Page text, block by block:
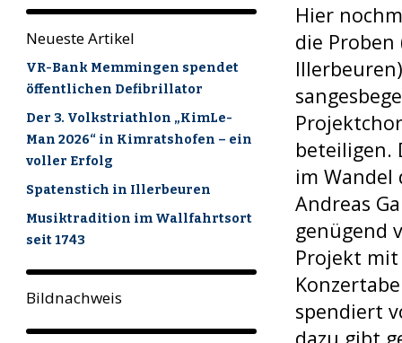
Neueste Artikel
VR-Bank Memmingen spendet
öffentlichen Defibrillator
Der 3. Volkstriathlon „KimLe-
Man 2026“ in Kimratshofen – ein
voller Erfolg
Spatenstich in Illerbeuren
Musiktradition im Wallfahrtsort
seit 1743
Bildnachweis
Hier
die
beteiligen.
im Wandel
Andreas
genügend
Projekt mit
spendiert
dazu gibt